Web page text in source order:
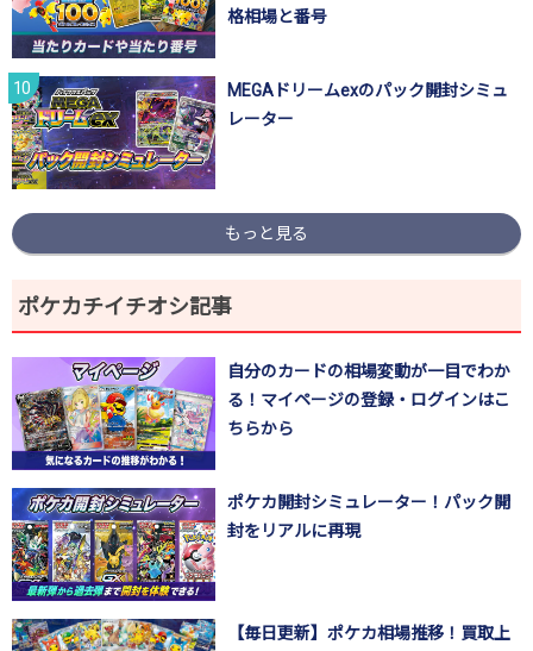
格相場と番号
MEGAドリームexのパック開封シミュ
レーター
もっと見る
ポケカチイチオシ記事
自分のカードの相場変動が一目でわか
る！マイページの登録・ログインはこ
ちらから
ポケカ開封シミュレーター！パック開
封をリアルに再現
【毎日更新】ポケカ相場推移！買取上